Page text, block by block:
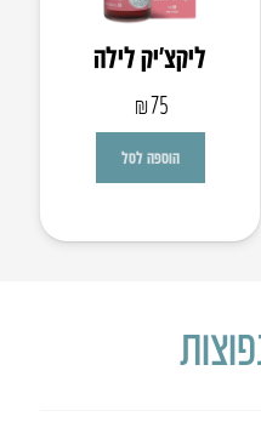
ליקצ’יק לילה
₪75
הוספה לסל